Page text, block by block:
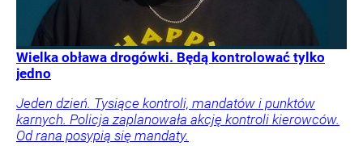
Wielka obława drogówki. Będą kontrolować tylko
jedno
Jeden dzień. Tysiące kontroli, mandatów i punktów
karnych. Policja zaplanowała akcję kontroli kierowców.
Od rana posypią się mandaty.